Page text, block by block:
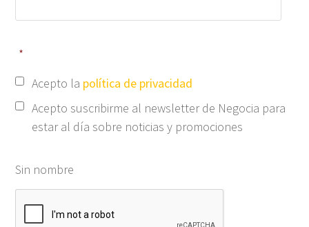
*
Acepto la política de privacidad
Acepto suscribirme al newsletter de Negocia para
estar al día sobre noticias y promociones
Sin nombre